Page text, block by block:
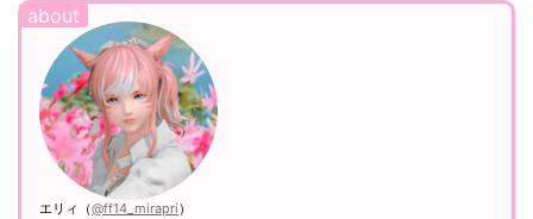
エリィ（@ff14_mirapri）